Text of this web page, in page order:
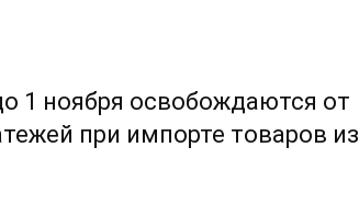
1 ноября освобождаются от
при импорте товаров из